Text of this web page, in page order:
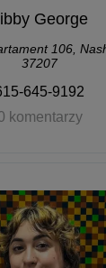
George
106,
37207
645-9192
komentarzy